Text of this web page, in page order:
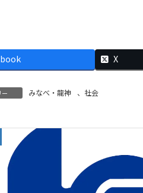
X
ー みなべ・龍神 、 社会